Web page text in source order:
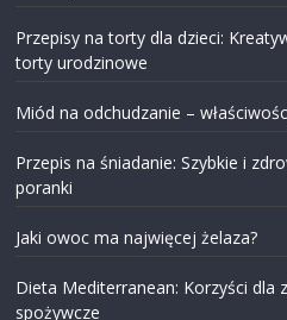
Przepisy na torty dla dzieci:
torty urodzinowe
Miód na odchudzanie –
Przepis na śniadanie: Szybkie i
poranki
Jaki owoc ma najwięcej żelaza?
Dieta Mediterranean: Korzyści dla
spożywcze